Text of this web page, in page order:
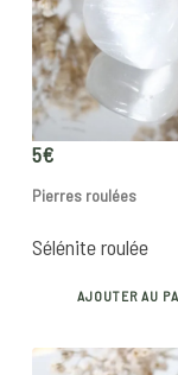
5€
Pierres roulées
Sélénite roulée
AJOUTER AU